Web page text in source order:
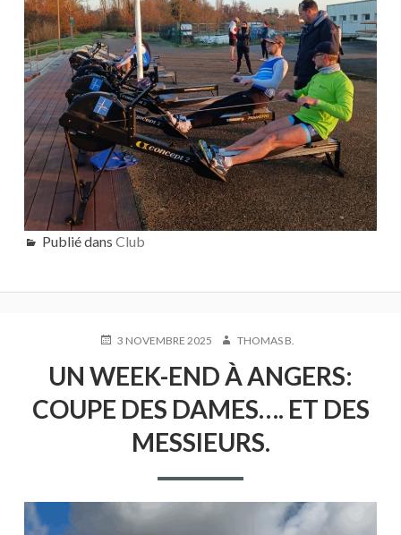
Publié dans Club
PUBLIÉ3 NOVEMBRE 2025 AUTEUR
THOMAS B.
UN WEEK-END À ANGERS:
COUPE DES DAMES…. ET DES
MESSIEURS.